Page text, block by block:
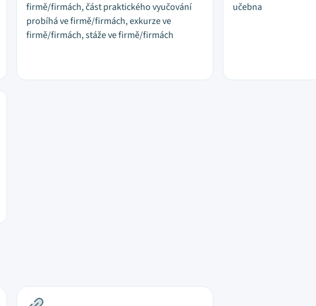
firmě/firmách, část praktického vyučování
probíhá ve firmě/firmách, exkurze ve
firmě/firmách, stáže ve firmě/firmách
učebna